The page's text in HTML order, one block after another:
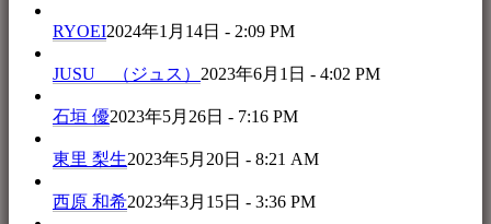
RYOEI2024年1月14日 - 2:09 PM
JUSU （ジュス） 2023年6月1日 - 4:02 PM
石垣 優2023年5月26日 - 7:16 PM
東里 梨生2023年5月20日 - 8:21 AM
西原 和希2023年3月15日 - 3:36 PM